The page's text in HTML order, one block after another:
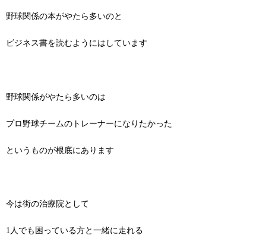
野球関係の本がやたら多いのと
ビジネス書を読むようにはしています
野球関係がやたら多いのは
プロ野球チームのトレーナーになりたかった
というものが根底にあります
今は街の治療院として
1人でも困っている方と一緒に走れる